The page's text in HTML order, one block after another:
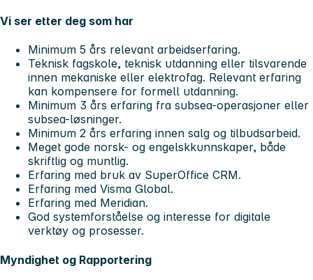
Vi ser etter deg som har
Minimum 5 års relevant arbeidserfaring.
Teknisk fagskole, teknisk utdanning eller tilsvarende
innen mekaniske eller elektrofag. Relevant erfaring
kan kompensere for formell utdanning.
Minimum 3 års erfaring fra subsea-operasjoner eller
subsea-løsninger.
Minimum 2 års erfaring innen salg og tilbudsarbeid.
Meget gode norsk- og engelskkunnskaper, både
skriftlig og muntlig.
Erfaring med bruk av SuperOffice CRM.
Erfaring med Visma Global.
Erfaring med Meridian.
God systemforståelse og interesse for digitale
verktøy og prosesser.
Myndighet og Rapportering